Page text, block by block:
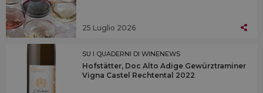
25 Luglio 2026
SU I QUADERNI DI WINENEWS
Hofstätter, Doc Alto Adige Gewürztraminer
Vigna Castel Rechtental 2022